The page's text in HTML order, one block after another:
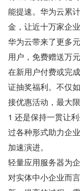
能提速。华为云累
金，让近十万家企
华为云带来了更多
用户，免费赠送万
在新用户付费或完
证抽奖福利。不仅
接优惠活动，最大
1 还是保持一贯让
过各种形式助力企
加速演进。
轻量应用服务器为
对实体中小企业而